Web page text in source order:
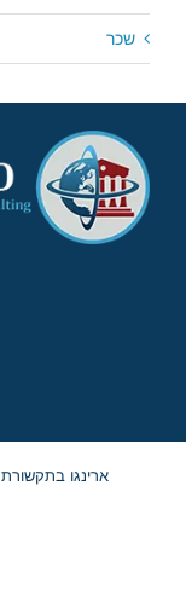
שכר
ארינגו בתקשורת